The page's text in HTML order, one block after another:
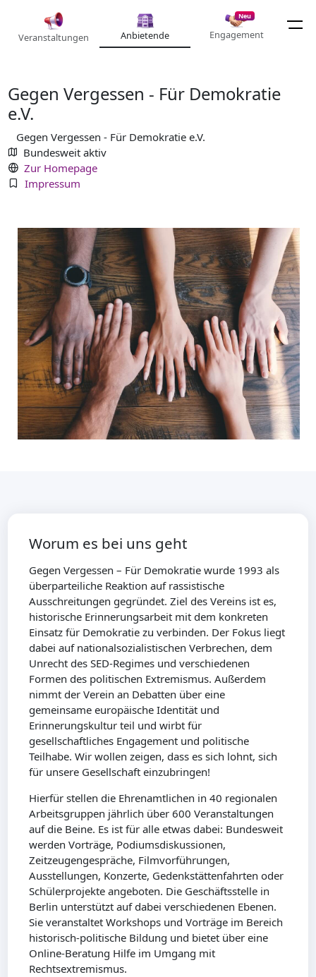
Veranstaltungen Anbietende
Neu
Engagement
Gegen Vergessen - Für Demokratie
e.V.
Gegen Vergessen - Für Demokratie e.V.
Bundesweit aktiv
Zur Homepage
Impressum
Worum es bei uns geht
Gegen Vergessen – Für Demokratie wurde 1993 als
überparteiliche Reaktion auf rassistische
Ausschreitungen gegründet. Ziel des Vereins ist es,
historische Erinnerungsarbeit mit dem konkreten
Einsatz für Demokratie zu verbinden. Der Fokus liegt
dabei auf nationalsozialistischen Verbrechen, dem
Unrecht des SED-Regimes und verschiedenen
Formen des politischen Extremismus. Außerdem
nimmt der Verein an Debatten über eine
gemeinsame europäische Identität und
Erinnerungskultur teil und wirbt für
gesellschaftliches Engagement und politische
Teilhabe. Wir wollen zeigen, dass es sich lohnt, sich
für unsere Gesellschaft einzubringen!
Hierfür stellen die Ehrenamtlichen in 40 regionalen
Arbeitsgruppen jährlich über 600 Veranstaltungen
auf die Beine. Es ist für alle etwas dabei: Bundesweit
werden Vorträge, Podiumsdiskussionen,
Zeitzeugengespräche, Filmvorführungen,
Ausstellungen, Konzerte, Gedenkstättenfahrten oder
Schülerprojekte angeboten. Die Geschäftsstelle in
Berlin unterstützt auf dabei verschiedenen Ebenen.
Sie veranstaltet Workshops und Vorträge im Bereich
historisch-politische Bildung und bietet über eine
Online-Beratung Hilfe im Umgang mit
Rechtsextremismus.